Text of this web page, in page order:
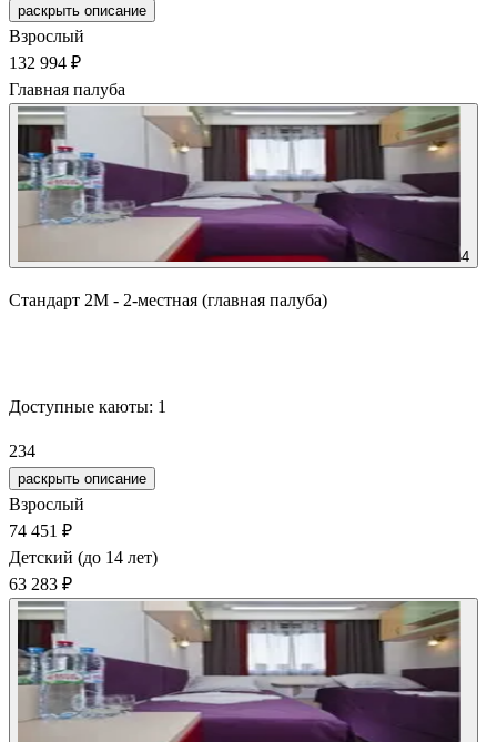
раскрыть описание
Взрослый
132 994 ₽
Главная палуба
4
Стандарт 2М - 2-местная (главная палуба)
Доступные каюты: 1
234
раскрыть описание
Взрослый
74 451 ₽
Детский (до 14 лет)
63 283 ₽